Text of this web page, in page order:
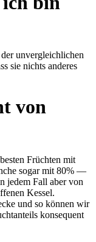
un­ver­gleich­lichen
sie nichts an­de­res
von
Früch­ten mit
sogar mit 80% —
jedem Fall aber von
Kes­sel.
und so können wir
konsequent